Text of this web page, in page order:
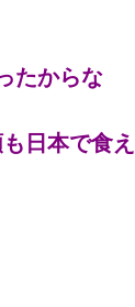
たからな
日本で食